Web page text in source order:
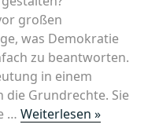
großen
was Demokratie
zu beantworten.
in einem
die Grundrechte. Sie
… Weiterlesen »